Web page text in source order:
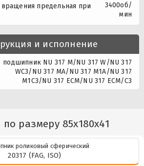
вращения предельная при
3400об/
мин
и исполнение
подшипник NU 317 M/NU 317 W/NU 317
WC3/NU 317 MA/NU 317 M1A/NU 317
M1C3/NU 317 ECM/NU 317 ECM/C3
размеру 85x180x41
роликовый сферический
20317 (FAG, ISO)